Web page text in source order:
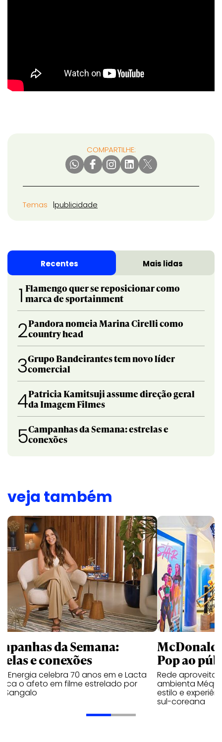
COMPARTILHE:
Temas publicidade
Recentes Mais lidas
1 Flamengo quer se reposicionar como
marca de sportainment
2Pandora nomeia Marina Cirelli como
country head
3Grupo Bandeirantes tem novo líder
comercial
4Patricia Kamitsuji assume direção geral
da Imagem Filmes
5Campanhas da Semana: estrelas e
conexões
veja também
da Semana:
e conexões
Energia celebra 70 anos em e Lacta
o afeto em filme estrelado por
Sangalo
Pop ao
Rede aproveita
ambienta Méqui
estilo e
sul-coreana